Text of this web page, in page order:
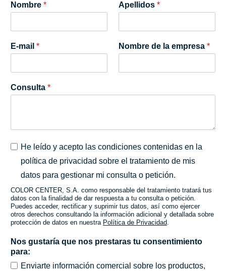
Nombre * Apellidos *
E-mail * Nombre de la empresa *
Consulta *
P
c
i
d
a
*
He leído y acepto las condiciones contenidas en la
política de privacidad sobre el tratamiento de mis
datos para gestionar mi consulta o petición.
COLOR CENTER, S.A. como responsable del tratamiento tratará tus
datos con la finalidad de dar respuesta a tu consulta o petición.
Puedes acceder, rectificar y suprimir tus datos, así como ejercer
otros derechos consultando la información adicional y detallada sobre
protección de datos en nuestra Política de Privacidad.
Nos gustaría que nos prestaras tu consentimiento
para:
Enviarte información comercial sobre los productos,